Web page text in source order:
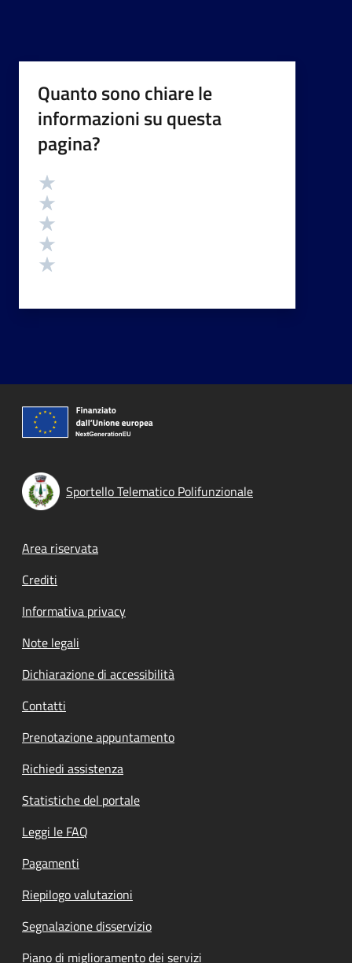
Quanto sono chiare le
informazioni su questa
pagina?
Valutazione
Sportello Telematico Polifunzionale
Footer menu
Area riservata
Crediti
Informativa privacy
Note legali
Dichiarazione di accessibilità
Contatti
Prenotazione appuntamento
Richiedi assistenza
Statistiche del portale
Leggi le FAQ
Pagamenti
Riepilogo valutazioni
Segnalazione disservizio
Piano di miglioramento dei servizi